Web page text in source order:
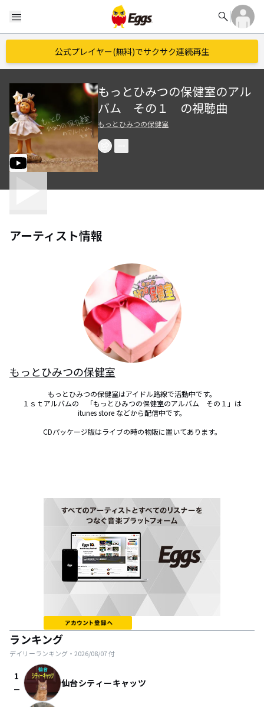
menu search
公式プレイヤー(無料)でサクサク連続再生
もっとひみつの保健室のアル
バム その１ の視聴曲
もっとひみつの保健室
アーティスト情報
もっとひみつの保健室
もっとひみつの保健室はアイドル路線で活動中です。
１ｓｔアルバムの　「もっとひみつの保健室のアルバム　その１」は
itunes store などから配信中です。
CDパッケージ版はライブの時の物販に置いてあります。
ランキング
デイリーランキング・ 2026/08/07付
1
check_indeterminate_small 仙台シティーキャッツ